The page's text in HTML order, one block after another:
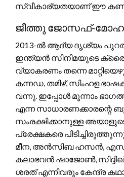
സ്വീകാര്യതയാണ് ഈ
ജീത്തു ജോസഫ്-
2013-ൽ ആദ്യ ദൃശ്യം
ഇന്ത്യൻ സിനിമയുടെ
വ്യാകരണം തന്നെ
കന്നഡ, തമിഴ്, സിംഹള
വന്നു. ഇപ്പോൾ മൂന്നാം
എന്ന സാധാരണക്കാരന്റെ
സംരക്ഷിക്കാനുള്ള
പ്രേക്ഷകരെ
മീന, അൻസിബ ഹസൻ,
കലാഭവൻ ഷാജോൺ,
ശരത് എന്നിവരും കേന്ദ്ര